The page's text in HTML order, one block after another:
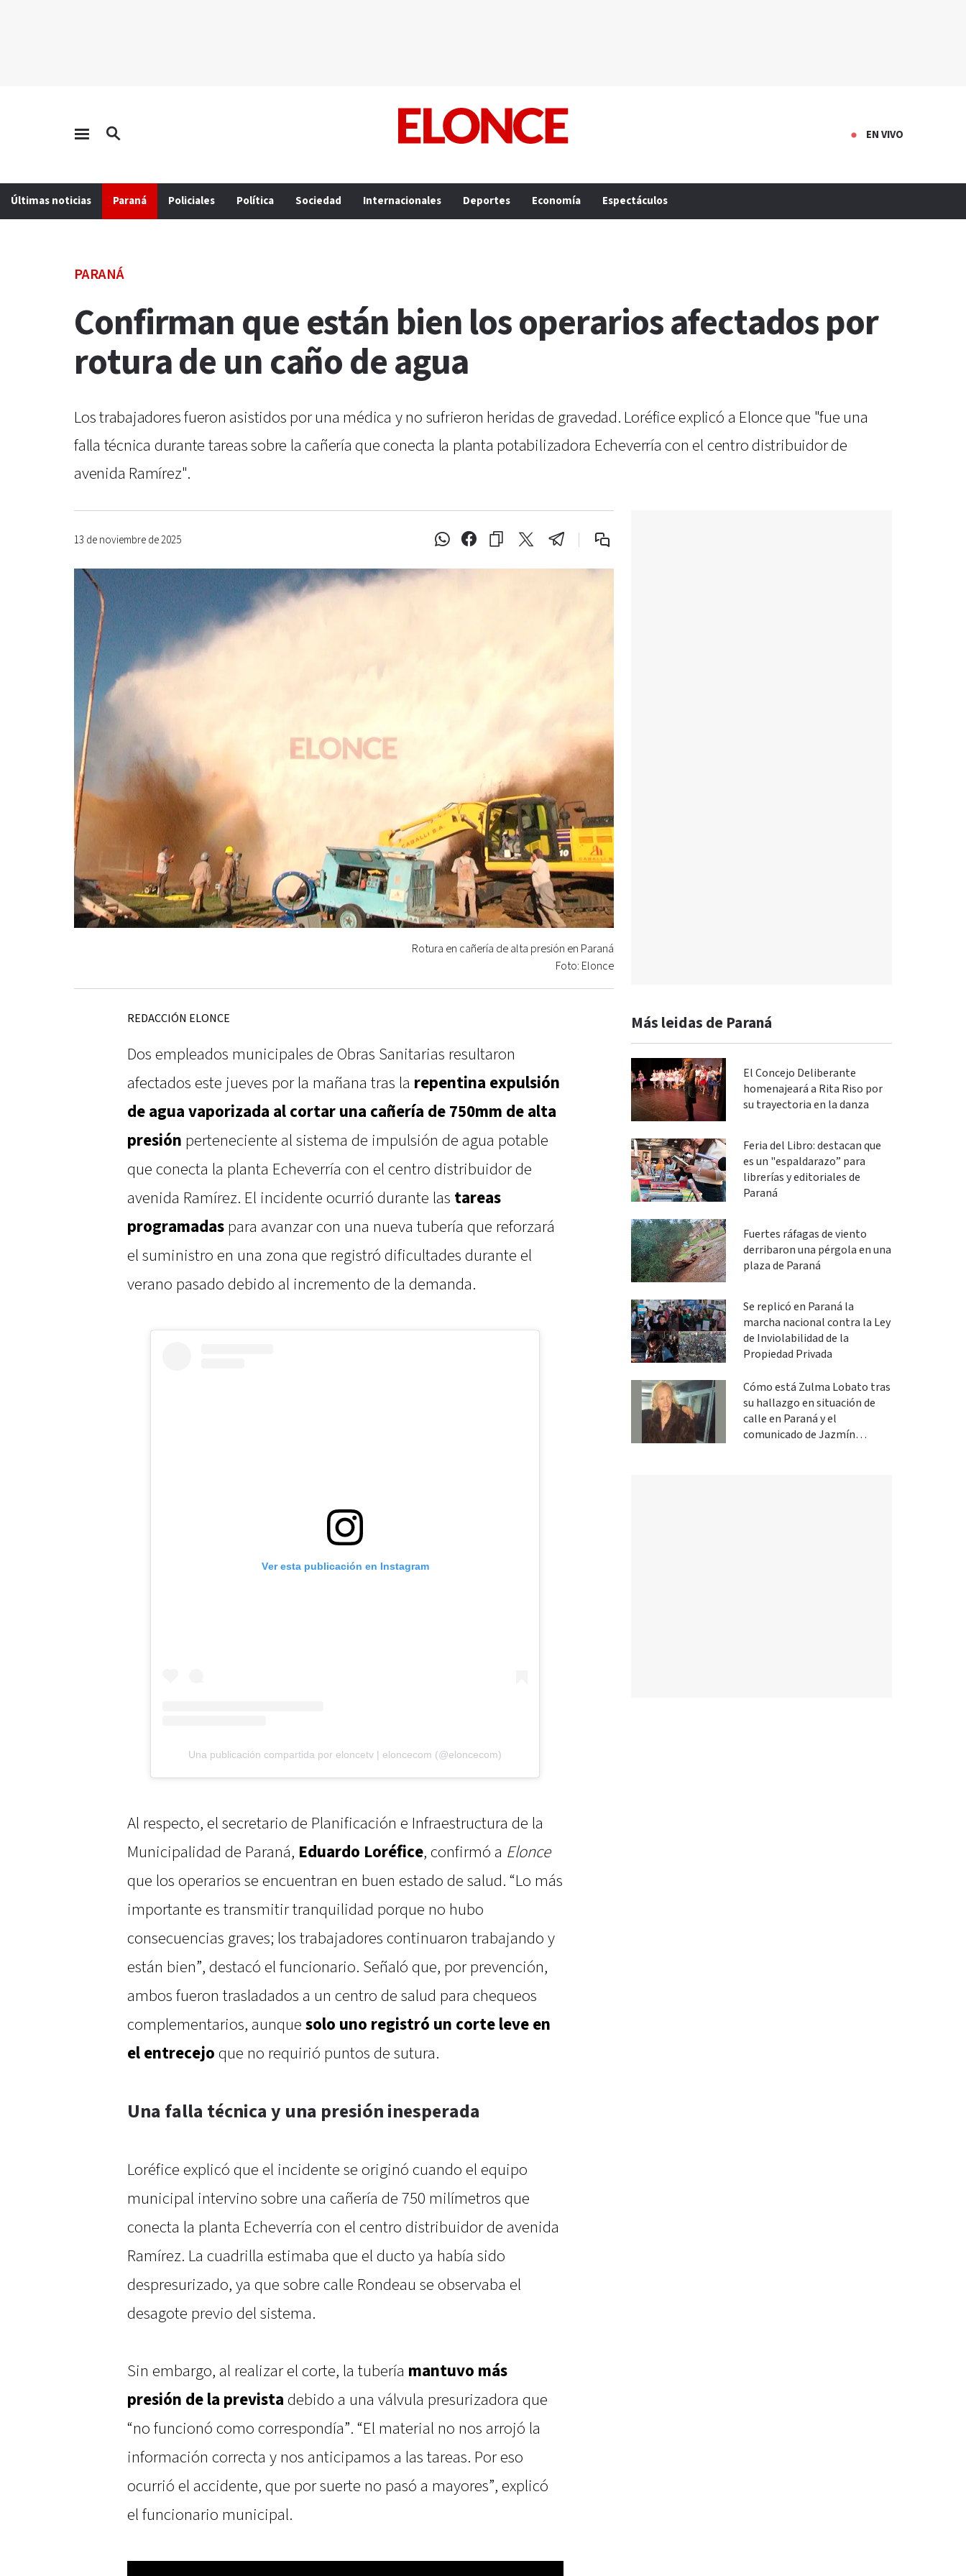
EN VIVO
Últimas noticias Paraná Policiales Política Sociedad Internacionales Deportes Economía Espectáculos
PARANÁ
Confirman que están bien los operarios afectados por
rotura de un caño de agua
Los trabajadores fueron asistidos por una médica y no sufrieron heridas de gravedad. Loréfice explicó a Elonce que "fue una
falla técnica durante tareas sobre la cañería que conecta la planta potabilizadora Echeverría con el centro distribuidor de
avenida Ramírez".
13 de noviembre de 2025
Rotura en cañería de alta presión en Paraná
Foto: Elonce
REDACCIÓN ELONCE
Dos empleados municipales de Obras Sanitarias resultaron
afectados este jueves por la mañana tras la repentina expulsión
de agua vaporizada al cortar una cañería de 750mm de alta
presión perteneciente al sistema de impulsión de agua potable
que conecta la planta Echeverría con el centro distribuidor de
avenida Ramírez. El incidente ocurrió durante las tareas
programadas para avanzar con una nueva tubería que reforzará
el suministro en una zona que registró dificultades durante el
verano pasado debido al incremento de la demanda.
Ver esta publicación en Instagram
Una publicación compartida por eloncetv | eloncecom (@eloncecom)
Al respecto, el secretario de Planificación e Infraestructura de la
Municipalidad de Paraná, Eduardo Loréfice, confirmó a Elonce
que los operarios se encuentran en buen estado de salud. “Lo más
importante es transmitir tranquilidad porque no hubo
consecuencias graves; los trabajadores continuaron trabajando y
están bien”, destacó el funcionario. Señaló que, por prevención,
ambos fueron trasladados a un centro de salud para chequeos
complementarios, aunque solo uno registró un corte leve en
el entrecejo que no requirió puntos de sutura.
Una falla técnica y una presión inesperada
Loréfice explicó que el incidente se originó cuando el equipo
municipal intervino sobre una cañería de 750 milímetros que
conecta la planta Echeverría con el centro distribuidor de avenida
Ramírez. La cuadrilla estimaba que el ducto ya había sido
despresurizado, ya que sobre calle Rondeau se observaba el
desagote previo del sistema.
Sin embargo, al realizar el corte, la tubería mantuvo más
presión de la prevista debido a una válvula presurizadora que
“no funcionó como correspondía”. “El material no nos arrojó la
información correcta y nos anticipamos a las tareas. Por eso
ocurrió el accidente, que por suerte no pasó a mayores”, explicó
el funcionario municipal.
Más leidas de Paraná
El Concejo Deliberante
homenajeará a Rita Riso por
su trayectoria en la danza
Feria del Libro: destacan que
es un "espaldarazo” para
librerías y editoriales de
Paraná
Fuertes ráfagas de viento
derribaron una pérgola en una
plaza de Paraná
Se replicó en Paraná la
marcha nacional contra la Ley
de Inviolabilidad de la
Propiedad Privada
Cómo está Zulma Lobato tras
su hallazgo en situación de
calle en Paraná y el
comunicado de Jazmín